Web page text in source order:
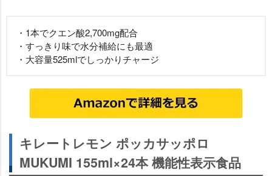
・1本でクエン酸2,700mg配合
・すっきり味で水分補給にも最適
・大容量525mlでしっかりチャージ
キレートレモン ポッカサッポロ
MUKUMI 155ml×24本 機能性表示食品